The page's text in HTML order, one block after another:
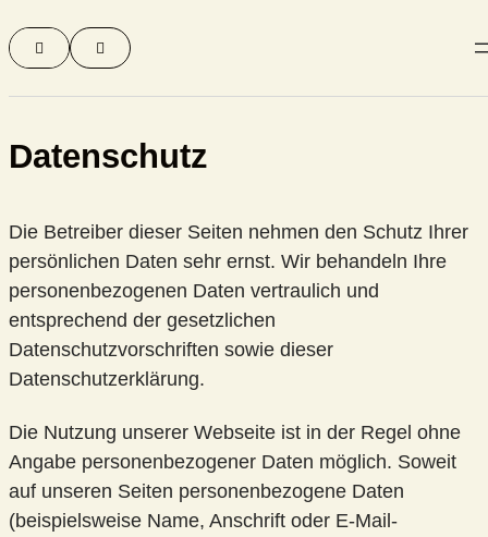
Zum
Inhalt
 
Datenschutz
Die Betreiber dieser Seiten nehmen den Schutz Ihrer
persönlichen Daten sehr ernst. Wir behandeln Ihre
personenbezogenen Daten vertraulich und
entsprechend der gesetzlichen
Datenschutzvorschriften sowie dieser
Datenschutzerklärung.
Die Nutzung unserer Webseite ist in der Regel ohne
Angabe personenbezogener Daten möglich. Soweit
auf unseren Seiten personenbezogene Daten
(beispielsweise Name, Anschrift oder E-Mail-